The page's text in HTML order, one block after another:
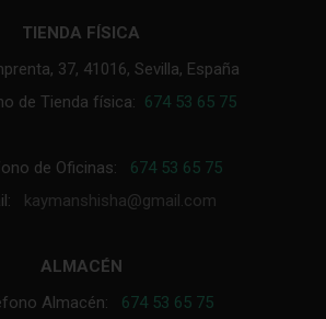
TIENDA FÍSICA
37, 41016, Sevilla, España
de Tienda física: 674 53 65 75
de Oficinas: 674 53 65 75
kaymanshisha@gmail.com
ALMACÉN
Almacén: 674 53 65 75